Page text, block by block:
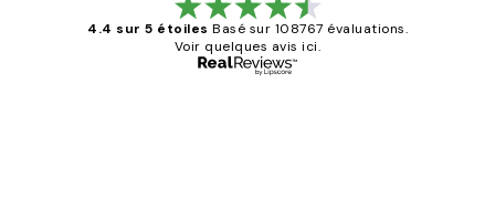
4.4 sur 5 étoiles Basé sur 108767 évaluations.
Voir quelques avis ici.